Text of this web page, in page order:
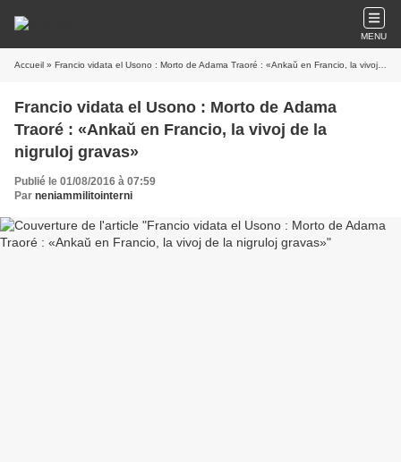
MENU
Accueil » Francio vidata el Usono : Morto de Adama Traoré : «Ankaŭ en Francio, la vivoj de la nigruloj gravas»
Francio vidata el Usono : Morto de Adama
Traoré : «Ankaŭ en Francio, la vivoj de la
nigruloj gravas»
Publié le 01/08/2016 à 07:59
Par neniammilitointerni